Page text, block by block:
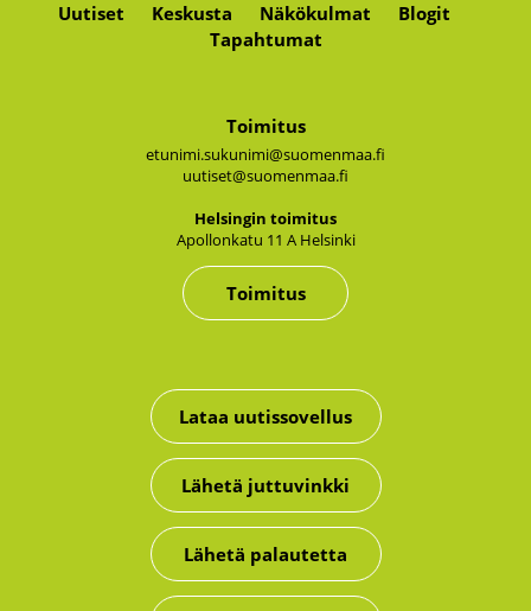
Uutiset Keskusta Näkökulmat
Blogit
Tapahtumat
Toimitus
etunimi.sukunimi@suomenmaa.fi
uutiset@suomenmaa.fi
Hel­sin­gin toi­mi­tus
Apol­lon­ka­tu 11 A Hel­sin­ki
Toimitus
Lataa uutissovellus
Lähetä juttuvinkki
Lähetä palautetta